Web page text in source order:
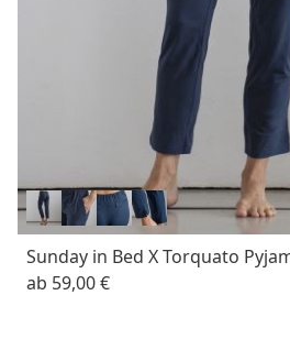
Sunday in Bed X Torquato
ab 59,00 €